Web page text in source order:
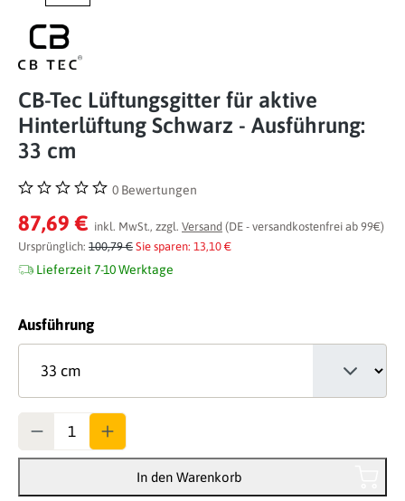
CB-Tec Lüftungsgitter für aktive
Hinterlüftung Schwarz - Ausführung:
33 cm
Durchschnittliche Bewertung von 0 von 5 Sternen
0 Bewertungen
87,69 € inkl. MwSt., zzgl. Versand (DE - versandkostenfrei ab 99€)
Ursprünglich: 100,79 € Sie sparen: 13,10 €
Lieferzeit 7-10 Werktage
Ausführungauswählen
In den Warenkorb